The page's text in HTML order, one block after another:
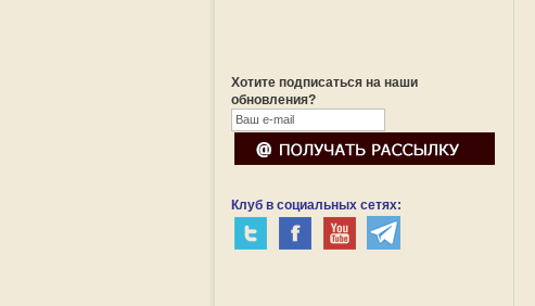
Хотите подписаться на наши
обновления?
Клуб в социальных сетях: